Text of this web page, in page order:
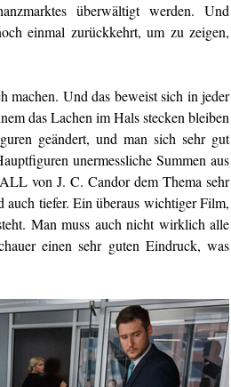
überwältigt werden. Und
einmal zurückkehrt, um zu zeigen,
machen. Und das beweist sich in jeder
das Lachen im Hals stecken bleiben
geändert, und man sich sehr gut
unermessliche Summen aus
von J. C. Candor dem Thema sehr
tiefer. Ein überaus wichtiger Film,
Man muss auch nicht wirklich alle
einen sehr guten Eindruck, was